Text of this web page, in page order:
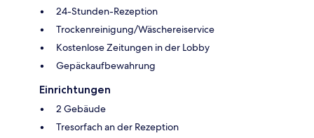
24-Stunden-Rezeption
Trockenreinigung/Wäschereiservice
Kostenlose Zeitungen in der Lobby
Gepäckaufbewahrung
Einrichtungen
2 Gebäude
Tresorfach an der Rezeption